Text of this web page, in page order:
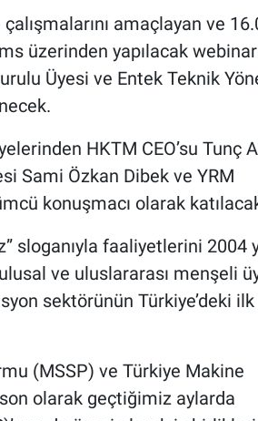
amaçlayan ve
üzerinden yapılacak
Üyesi ve Entek Teknik
HKTM CEO’su Tunç
Sami Özkan Dibek ve YRM
konuşmacı olarak
sloganıyla faaliyetlerini 2004
ve uluslararası menşeli
sektörünün Türkiye’deki
(MSSP) ve Türkiye Makine
son olarak geçtiğimiz aylarda